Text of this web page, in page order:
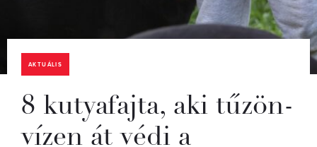
AKTUÁLIS
8 kutyafajta, aki tűzön-
vízen át védi a